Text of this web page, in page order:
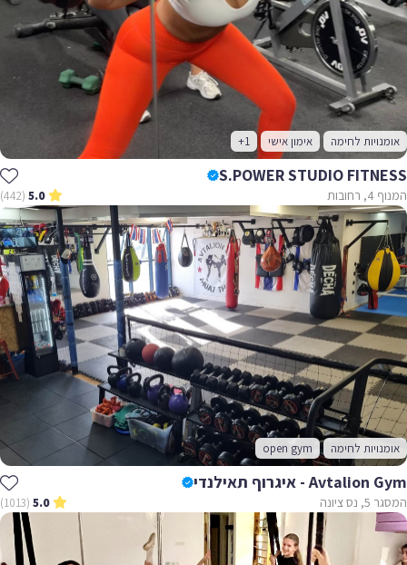
אומנויות לחימה אימון אישי +1
S.POWER STUDIO FITNESS
המנוף 4, רחובות 5.0
(442)
אומנויות לחימה open gym
Avtalion Gym - איגרוף תאילנדי
המסגר 5, נס ציונה 5.0
(1013)